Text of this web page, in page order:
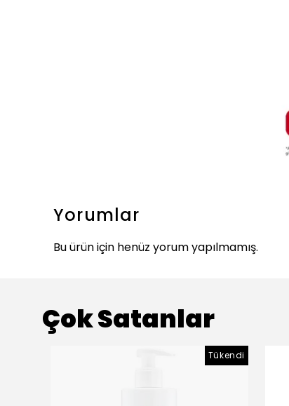
Yorumlar
Bu ürün için henüz yorum yapılmamış.
Çok Satanlar
Tükendi